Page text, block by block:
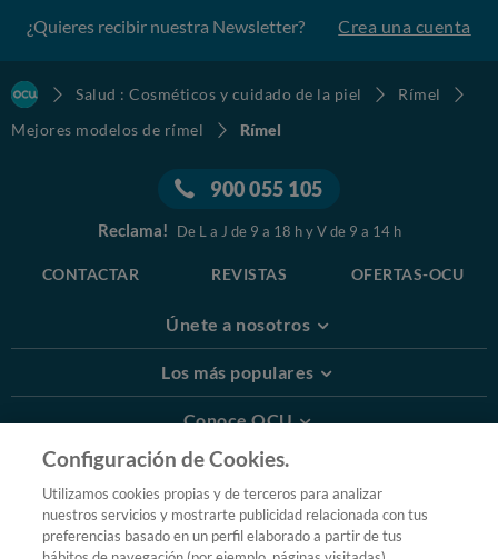
¿Quieres recibir nuestra Newsletter? Crea una cuenta
Salud : Cosméticos y cuidado de la piel
Rímel
Mejores modelos de rímel
Rímel
900 055 105
Reclama! De L a J de 9 a 18 h y V de 9 a 14 h
CONTACTAR REVISTAS OFERTAS-OCU
Únete a nosotros
Los más populares
Conoce OCU
Más Información
© 2026 OCU
Condiciones generales de contratación de OCU
Configuración de Cookies.
Utilizamos cookies propias y de terceros para analizar
nuestros servicios y mostrarte publicidad relacionada con tus
preferencias basado en un perfil elaborado a partir de tus